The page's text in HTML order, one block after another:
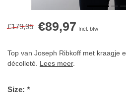
€179,95 €89,97 Incl. btw
Top van Joseph Ribkoff met kraagje
décolleté. Lees meer.
Size: *